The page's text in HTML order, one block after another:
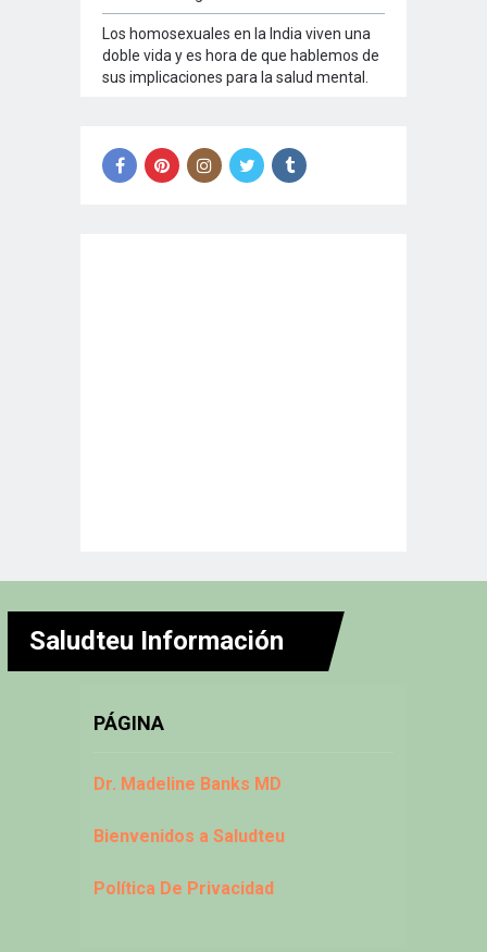
Los homosexuales en la India viven una
doble vida y es hora de que hablemos de
sus implicaciones para la salud mental.
Saludteu Información
PÁGINA
Dr. Madeline Banks MD
Bienvenidos a Saludteu
Política De Privacidad